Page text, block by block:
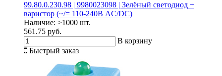
99.80.0.230.98 | 9980023098 | Зелёный светодиод +
варистор (~/= 110-240В AC/DC)
Наличие: >1000 шт.
561.75 руб.
В корзину
Быстрый заказ